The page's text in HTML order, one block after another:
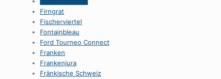
Firngrat
Fischerviertel
Fontainbleau
Ford Tourneo Connect
Franken
Frankenjura
Fränkische Schweiz